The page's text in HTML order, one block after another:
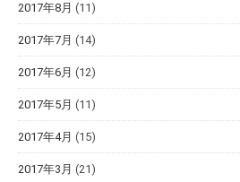
2017年8月 (11)
2017年7月 (14)
2017年6月 (12)
2017年5月 (11)
2017年4月 (15)
2017年3月 (21)